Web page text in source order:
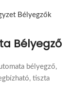
Bélyegzők
Bélyegző
bélyegző,
tiszta